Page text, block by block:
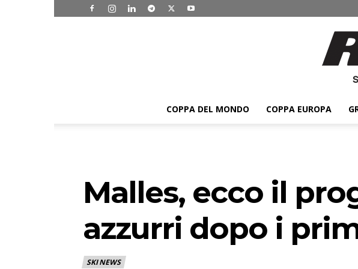
COPPA DEL MONDO COPPA EUROPA
Malles, ecco il
azzurri dopo i
SKI NEWS